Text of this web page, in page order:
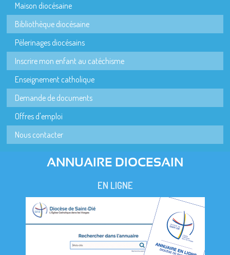
Maison diocésaine
Bibliothèque diocésaine
Pèlerinages diocésains
Inscrire mon enfant au catéchisme
Enseignement catholique
Demande de documents
Offres d'emploi
Nous contacter
ANNUAIRE DIOCESAIN
EN LIGNE